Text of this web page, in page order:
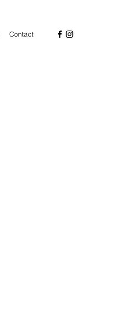
Contact